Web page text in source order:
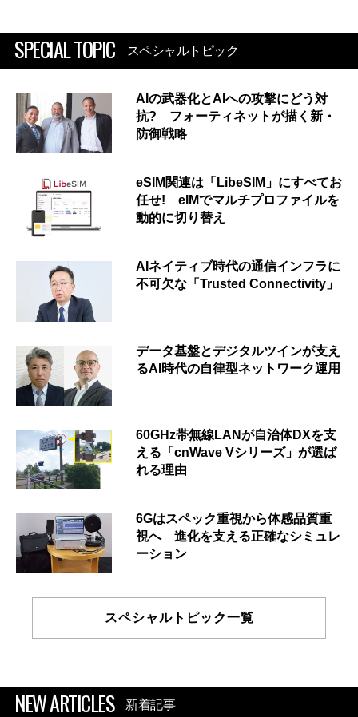
SPECIAL TOPIC スペシャルトピック
AIの武器化とAIへの攻撃にどう対
抗? フォーティネットが描く新・
防御戦略
eSIM関連は「LibeSIM」にすべてお
任せ! eIMでマルチプロファイルを
動的に切り替え
AIネイティブ時代の通信インフラに
不可欠な「Trusted Connectivity」
データ基盤とデジタルツインが支え
るAI時代の自律型ネットワーク運用
60GHz帯無線LANが自治体DXを支
える「cnWave Vシリーズ」が選ば
れる理由
6Gはスペック重視から体感品質重
視へ 進化を支える正確なシミュレ
ーション
スペシャルトピック一覧
NEW ARTICLES 新着記事